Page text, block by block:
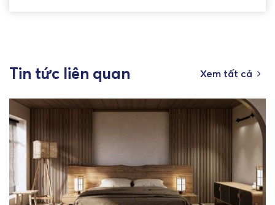
Tin tức liên quan Xem tất cả